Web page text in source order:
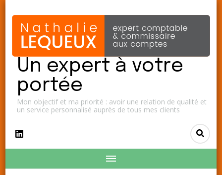
Un expert à votre
portée
Mon objectif et ma priorité : avoir une relation de qualité et
un service personnalisé auprès de tous mes clients